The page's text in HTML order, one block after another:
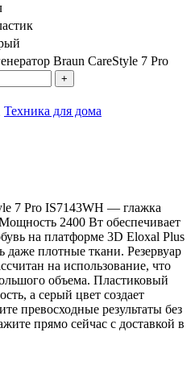
Braun CareStyle 7 Pro
Техника для дома
7 Pro IS7143WH — глажка
2400 Вт обеспечивает
на платформе 3D Eloxal Plus
даже плотные ткани. Резервуар
на использование, что
объема. Пластиковый
а серый цвет создает
превосходные результаты без
прямо сейчас с доставкой в